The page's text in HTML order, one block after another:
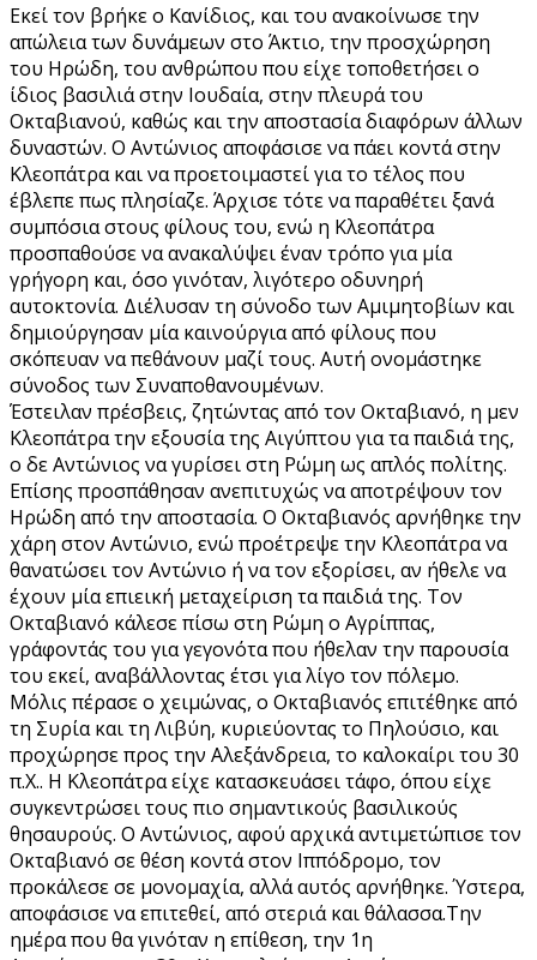
Εκεί τον βρήκε ο Κανίδιος, και του ανακοίνωσε την
απώλεια των δυνάμεων στο Άκτιο, την προσχώρηση
του Ηρώδη, του ανθρώπου που είχε τοποθετήσει ο
ίδιος βασιλιά στην Ιουδαία, στην πλευρά του
Οκταβιανού, καθώς και την αποστασία διαφόρων άλλων
δυναστών. Ο Αντώνιος αποφάσισε να πάει κοντά στην
Κλεοπάτρα και να προετοιμαστεί για το τέλος που
έβλεπε πως πλησίαζε. Άρχισε τότε να παραθέτει ξανά
συμπόσια στους φίλους του, ενώ η Κλεοπάτρα
προσπαθούσε να ανακαλύψει έναν τρόπο για μία
γρήγορη και, όσο γινόταν, λιγότερο οδυνηρή
αυτοκτονία. Διέλυσαν τη σύνοδο των Αμιμητοβίων και
δημιούργησαν μία καινούργια από φίλους που
σκόπευαν να πεθάνουν μαζί τους. Αυτή ονομάστηκε
σύνοδος των Συναποθανουμένων.
Έστειλαν πρέσβεις, ζητώντας από τον Οκταβιανό, η μεν
Κλεοπάτρα την εξουσία της Αιγύπτου για τα παιδιά της,
ο δε Αντώνιος να γυρίσει στη Ρώμη ως απλός πολίτης.
Επίσης προσπάθησαν ανεπιτυχώς να αποτρέψουν τον
Ηρώδη από την αποστασία. Ο Οκταβιανός αρνήθηκε την
χάρη στον Αντώνιο, ενώ προέτρεψε την Κλεοπάτρα να
θανατώσει τον Αντώνιο ή να τον εξορίσει, αν ήθελε να
έχουν μία επιεική μεταχείριση τα παιδιά της. Τον
Οκταβιανό κάλεσε πίσω στη Ρώμη ο Αγρίππας,
γράφοντάς του για γεγονότα που ήθελαν την παρουσία
του εκεί, αναβάλλοντας έτσι για λίγο τον πόλεμο.
Μόλις πέρασε ο χειμώνας, ο Οκταβιανός επιτέθηκε από
τη Συρία και τη Λιβύη, κυριεύοντας το Πηλούσιο, και
προχώρησε προς την Αλεξάνδρεια, το καλοκαίρι του 30
π.Χ.. Η Κλεοπάτρα είχε κατασκευάσει τάφο, όπου είχε
συγκεντρώσει τους πιο σημαντικούς βασιλικούς
θησαυρούς. Ο Αντώνιος, αφού αρχικά αντιμετώπισε τον
Οκταβιανό σε θέση κοντά στον Ιππόδρομο, τον
προκάλεσε σε μονομαχία, αλλά αυτός αρνήθηκε. Ύστερα,
αποφάσισε να επιτεθεί, από στεριά και θάλασσα.Την
ημέρα που θα γινόταν η επίθεση, την 1η